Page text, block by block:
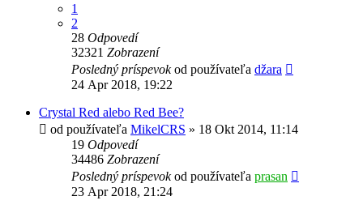
1
2
28 Odpovedí
32321 Zobrazení
Posledný príspevokod používateľa džara
24 Apr 2018, 19:22
Crystal Red alebo Red Bee?
od používateľa MikelCRS » 18 Okt 2014, 11:14
19 Odpovedí
34486 Zobrazení
Posledný príspevokod používateľa prasan
23 Apr 2018, 21:24